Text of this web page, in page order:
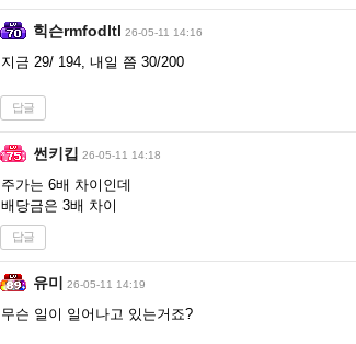
힉슨rmfodltl 26-05-11 14:16
지금 29/ 194, 내일 쯤 30/200
답글
썬키킵 26-05-11 14:18
주가는 6배 차이인데
배당금은 3배 차이
답글
유미 26-05-11 14:19
무슨 일이 일어나고 있는거죠?